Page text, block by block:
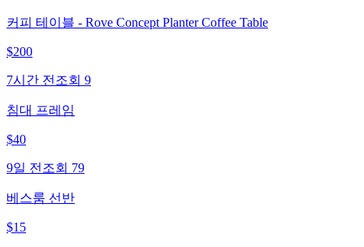
커피 테이블 - Rove Concept Planter Coffee Table
$200
7시간 전 조회 9
침대 프레임
$40
9일 전 조회 79
베스룸 선반
$15